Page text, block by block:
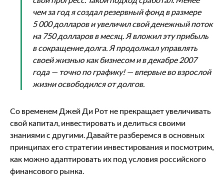
чем за год я создал резервный фонд в размере
5 000 долларов и увеличил свой денежный поток
на 750 долларов в месяц. Я вложил эту прибыль
в сокращение долга. Я продолжал управлять
своей жизнью как бизнесом и в декабре 2007
года — точно по графику! — впервые во взрослой
жизни освободился от долгов.
Со временем Джей Ди Рот не прекращает увеличивать
свой капитал, инвестировать и делиться своими
знаниями с другими. Давайте разберемся в основных
принципах его стратегии инвестирования и посмотрим,
как можно адаптировать их под условия российского
финансового рынка.